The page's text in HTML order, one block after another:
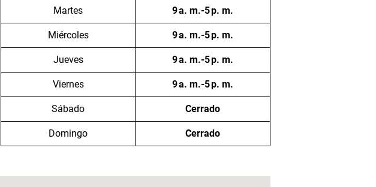
Martes 9 a. m.-5 p. m.
Miércoles 9 a. m.-5 p. m.
Jueves 9 a. m.-5 p. m.
Viernes 9 a. m.-5 p. m.
Sábado Cerrado
Domingo Cerrado